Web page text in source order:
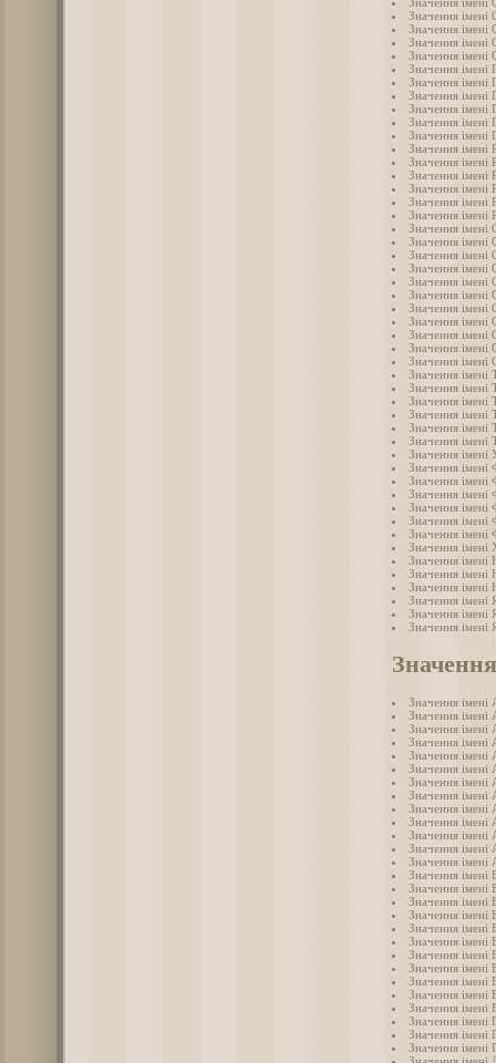
Значення імені
Значення імені
Значення імені
Значення імені
Значення імені
Значення імені
Значення імені
Значення імені
Значення імені
Значення імені
Значення імені
Значення імені
Значення імені
Значення імені
Значення імені
Значення імені
Значення імені
Значення імені
Значення імені
Значення імені
Значення імені
Значення імені
Значення імені
Значення імені
Значення імені
Значення імені
Значення імені
Значення імені
Значення імені
Значення імені
Значення імені
Значення імені
Значення імені
Значення імені
Значення імені
Значення імені
Значення імені
Значення імені
Значення імені
Значення імені
Значення імені
Значення імені
Значення імені
Значення імені
Значення
Значення імені
Значення імені
Значення імені
Значення імені
Значення імені
Значення імені
Значення імені
Значення імені
Значення імені
Значення імені
Значення імені
Значення імені
Значення імені
Значення імені
Значення імені
Значення імені
Значення імені
Значення імені
Значення імені
Значення імені
Значення імені
Значення імені
Значення імені
Значення імені
Значення імені
Значення імені
Значення імені
Значення імені
Значення імені
Значення імені